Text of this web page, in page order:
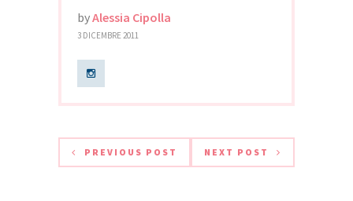
byAlessia Cipolla
3 DICEMBRE 2011
PREVIOUS POST NEXT POST